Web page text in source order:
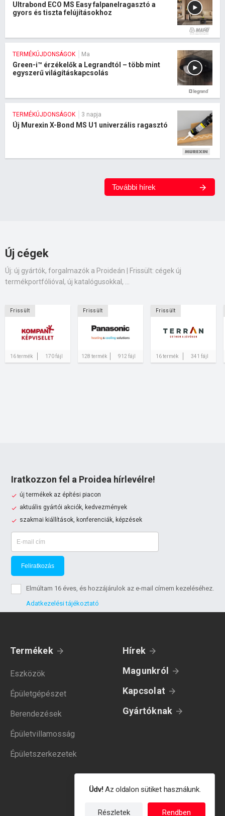
Ultrabond ECO MS Easy falpanelragasztó a
gyors és tiszta felújításokhoz
TERMÉKÚJDONSÁGOK Ma
Green-i™ érzékelők a Legrandtól – több mint
egyszerű világításkapcsolás
TERMÉKÚJDONSÁGOK 3 napja
Új Murexin X-Bond MS U1 univerzális ragasztó
További hírek
Új cégek
Új: új gyártók, forgalmazók a Proideán | Frissült: cégek új
termékportfólióval, új katalógusokkal, ...
Frissült
16 termék 170 fájl
Frissült
128 termék 912 fájl
Frissült
16 termék 341 fájl
Iratkozzon fel a Proidea hírlevélre!
új termékek az építési piacon
aktuális gyártói akciók, kedvezmények
szakmai kiállítások, konferenciák, képzések
Feliratkozás
Elmúltam 16 éves, és hozzájárulok az e-mail címem kezeléséhez.
Adatkezelési tájékoztató
Termékek
Eszközök
Épületgépészet
Berendezések
Épületvillamosság
Épületszerkezetek
Hírek
Magunkról
Kapcsolat
Gyártóknak
Üdv!Az oldalon sütiket használunk.
Részletek Rendben